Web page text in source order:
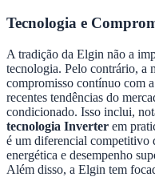
Tecnologia e
A tradição da Elgin não a
tecnologia. Pelo contrário, a
compromisso contínuo com
recentes tendências do
condicionado. Isso inclui,
tecnologia Inverter em
é um diferencial competitivo
energética e desempenho
Além disso, a Elgin tem